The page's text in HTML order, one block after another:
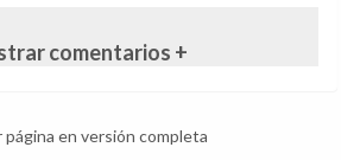
comentarios +
en versión completa